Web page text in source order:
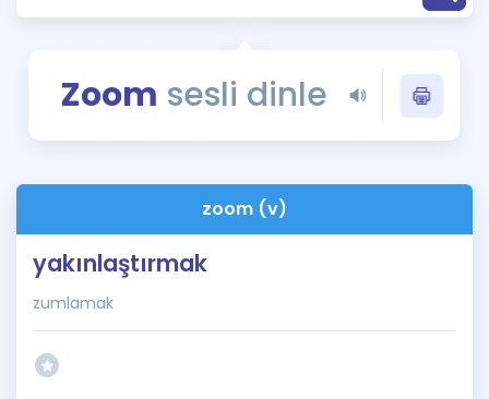
Sözlük
Blog
İngilizce Gramer
Zoom sesli dinle
zoom (v)
yakınlaştırmak
zumlamak